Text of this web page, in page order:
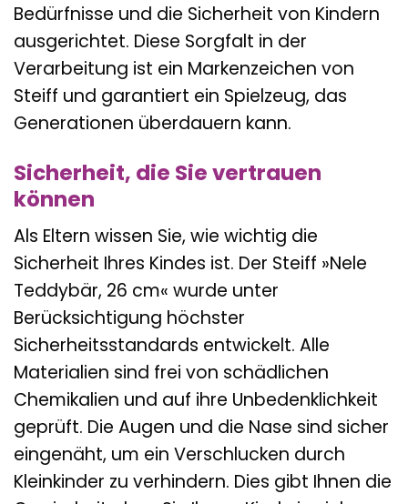
Bedürfnisse und die Sicherheit von Kindern
ausgerichtet. Diese Sorgfalt in der
Verarbeitung ist ein Markenzeichen von
Steiff und garantiert ein Spielzeug, das
Generationen überdauern kann.
Sicherheit, die Sie vertrauen
können
Als Eltern wissen Sie, wie wichtig die
Sicherheit Ihres Kindes ist. Der Steiff »Nele
Teddybär, 26 cm« wurde unter
Berücksichtigung höchster
Sicherheitsstandards entwickelt. Alle
Materialien sind frei von schädlichen
Chemikalien und auf ihre Unbedenklichkeit
geprüft. Die Augen und die Nase sind sicher
eingenäht, um ein Verschlucken durch
Kleinkinder zu verhindern. Dies gibt Ihnen die